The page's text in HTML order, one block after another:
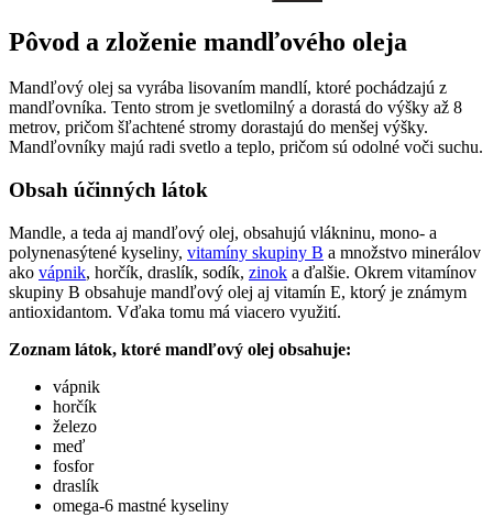
Pôvod a zloženie mandľového oleja
Mandľový olej sa vyrába lisovaním mandlí, ktoré pochádzajú z
mandľovníka. Tento strom je svetlomilný a dorastá do výšky až 8
metrov, pričom šľachtené stromy dorastajú do menšej výšky.
Mandľovníky majú radi svetlo a teplo, pričom sú odolné voči suchu.
Obsah účinných látok
Mandle, a teda aj mandľový olej, obsahujú vlákninu, mono- a
polynenasýtené kyseliny, vitamíny skupiny B a množstvo minerálov
ako vápnik, horčík, draslík, sodík, zinok a ďalšie. Okrem vitamínov
skupiny B obsahuje mandľový olej aj vitamín E, ktorý je známym
antioxidantom. Vďaka tomu má viacero využití.
Zoznam látok, ktoré mandľový olej obsahuje:
vápnik
horčík
železo
meď
fosfor
draslík
omega-6 mastné kyseliny